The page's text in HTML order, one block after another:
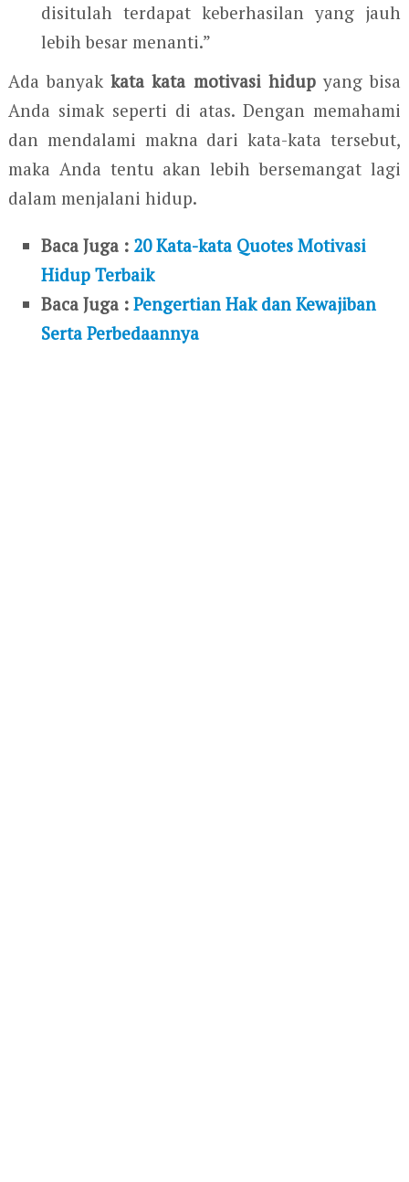
disitulah terdapat keberhasilan yang jauh
lebih besar menanti.”
Ada banyakkata kata motivasi hidupyang bisa
Anda simak seperti di atas. Dengan memahami
dan mendalami makna dari kata-kata tersebut,
maka Anda tentu akan lebih bersemangat lagi
dalam menjalani hidup.
Baca Juga : 20 Kata-kata Quotes Motivasi
Hidup Terbaik
Baca Juga :Pengertian Hak dan Kewajiban
Serta Perbedaannya